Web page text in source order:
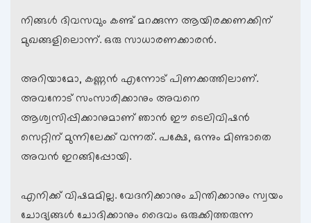
നിങ്ങള്‍ ദിവസവും കണ്ട് മറക്കുന്ന ആയിരക്കണക്കിന്
മുഖങ്ങളിലൊന്ന്. ഒരു സാധാരണക്കാരന്‍.
അറിയാമോ, കണ്ണന്‍ എന്നോട് പിണക്കത്തിലാണ്.
അവനോട് സംസാരിക്കാനും അവനെ
ആശ്വസിപ്പിക്കാനുമാണ് ഞാന്‍ ഈ ടെലിവിഷന്‍
സെറ്റിന് മുന്നിലേക്ക് വന്നത്. പക്ഷേ, ഒന്നും മിണ്ടാതെ
അവന്‍ ഇറങ്ങിപ്പോയി.
എനിക്ക് വിഷമമില്ല. വേദനിക്കാനും ചിന്തിക്കാനും സ്വയം
ചോദ്യങ്ങള്‍ ചോദിക്കാനും ദൈവം ഒരുക്കിത്തരുന്ന